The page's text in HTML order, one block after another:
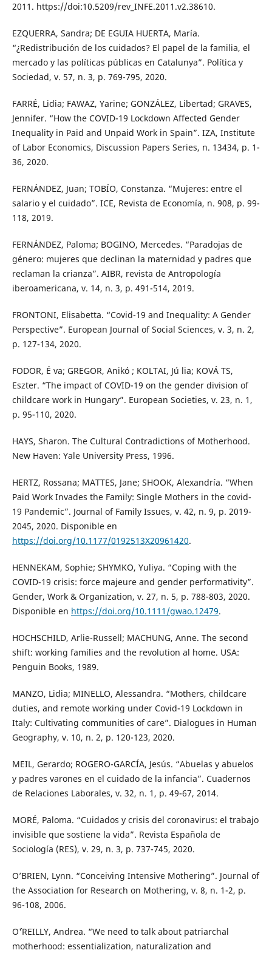
2011. https://doi:10.5209/rev_INFE.2011.v2.38610.
EZQUERRA, Sandra; DE EGUIA HUERTA, María.
“¿Redistribución de los cuidados? El papel de la familia, el
mercado y las políticas públicas en Catalunya”. Política y
Sociedad, v. 57, n. 3, p. 769-795, 2020.
FARRÉ, Lidia; FAWAZ, Yarine; GONZÁLEZ, Libertad; GRAVES,
Jennifer. “How the COVID-19 Lockdown Affected Gender
Inequality in Paid and Unpaid Work in Spain”. IZA, Institute
of Labor Economics, Discussion Papers Series, n. 13434, p. 1-
36, 2020.
FERNÁNDEZ, Juan; TOBÍO, Constanza. “Mujeres: entre el
salario y el cuidado”. ICE, Revista de Economía, n. 908, p. 99-
118, 2019.
FERNÁNDEZ, Paloma; BOGINO, Mercedes. “Paradojas de
género: mujeres que declinan la maternidad y padres que
reclaman la crianza”. AIBR, revista de Antropología
iberoamericana, v. 14, n. 3, p. 491-514, 2019.
FRONTONI, Elisabetta. “Covid-19 and Inequality: A Gender
Perspective”. European Journal of Social Sciences, v. 3, n. 2,
p. 127-134, 2020.
FODOR, É va; GREGOR, Anikó ; KOLTAI, Jú lia; KOVÁ TS,
Eszter. “The impact of COVID-19 on the gender division of
childcare work in Hungary”. European Societies, v. 23, n. 1,
p. 95-110, 2020.
HAYS, Sharon. The Cultural Contradictions of Motherhood.
New Haven: Yale University Press, 1996.
HERTZ, Rossana; MATTES, Jane; SHOOK, Alexandría. “When
Paid Work Invades the Family: Single Mothers in the covid-
19 Pandemic”. Journal of Family Issues, v. 42, n. 9, p. 2019-
2045, 2020. Disponible en
https://doi.org/10.1177/0192513X20961420.
HENNEKAM, Sophie; SHYMKO, Yuliya. “Coping with the
COVID-19 crisis: force majeure and gender performativity”.
Gender, Work & Organization, v. 27, n. 5, p. 788-803, 2020.
Disponible en https://doi.org/10.1111/gwao.12479.
HOCHSCHILD, Arlie-Russell; MACHUNG, Anne. The second
shift: working families and the revolution al home. USA:
Penguin Books, 1989.
MANZO, Lidia; MINELLO, Alessandra. “Mothers, childcare
duties, and remote working under Covid-19 Lockdown in
Italy: Cultivating communities of care”. Dialogues in Human
Geography, v. 10, n. 2, p. 120-123, 2020.
MEIL, Gerardo; ROGERO-GARCÍA, Jesús. “Abuelas y abuelos
y padres varones en el cuidado de la infancia”. Cuadernos
de Relaciones Laborales, v. 32, n. 1, p. 49-67, 2014.
MORÉ, Paloma. “Cuidados y crisis del coronavirus: el trabajo
invisible que sostiene la vida”. Revista Española de
Sociología (RES), v. 29, n. 3, p. 737-745, 2020.
O’BRIEN, Lynn. “Conceiving Intensive Mothering”. Journal of
the Association for Research on Mothering, v. 8, n. 1-2, p.
96-108, 2006.
O´'REILLY, Andrea. “We need to talk about patriarchal
motherhood: essentialization, naturalization and